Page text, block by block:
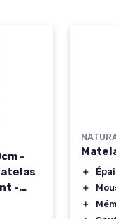
-
-
de
＋
＋
＋